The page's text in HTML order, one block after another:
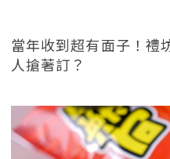
當年收到超有面子！禮
人搶著訂？